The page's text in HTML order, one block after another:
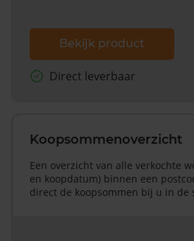
Bekijk product
Direct leverbaar
Koopsommenoverzicht
Een overzicht van alle verkochte
en koopdatum) binnen een
direct de koopsommen bij u in de